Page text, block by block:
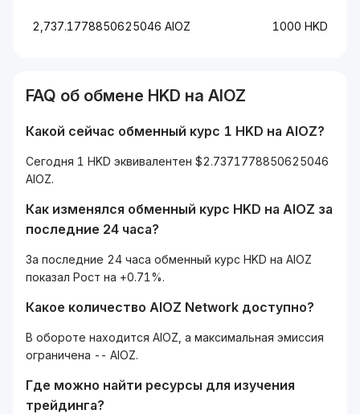
2,737.1778850625046 AIOZ 1000 HKD
FAQ об обмене HKD на AIOZ
Какой сейчас обменный курс 1 HKD на AIOZ?
Сегодня 1 HKD эквивалентен $2.7371778850625046
AIOZ.
Как изменялся обменный курс HKD на AIOZ за
последние 24 часа?
За последние 24 часа обменный курс HKD на AIOZ
показал Рост на +0.71%.
Какое количество AIOZ Network доступно?
В обороте находится AIOZ, а максимальная эмиссия
ограничена -- AIOZ.
Где можно найти ресурсы для изучения
трейдинга?